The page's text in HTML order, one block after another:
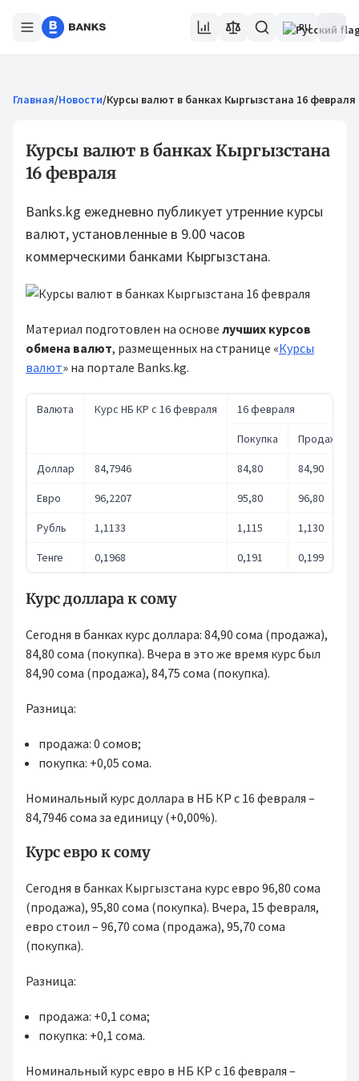
RU
Главная/Новости/Курсы валют в банках Кыргызстана 16 февраля
Курсы валют в банках Кыргызстана
16 февраля
Banks.kg ежедневно публикует утренние курсы
валют, установленные в 9.00 часов
коммерческими банками Кыргызстана.
Материал подготовлен на основе лучших курсов
обмена валют, размещенных на странице «Курсы
валют» на портале Banks.kg.
Валюта Курс НБ КР с 16 февраля 16 февраля
Покупка Продажа
Доллар 84,7946 84,80 84,90
Евро 96,2207 95,80 96,80
Рубль 1,1133 1,115 1,130
Тенге 0,1968 0,191 0,199
Курс доллара к сому
Сегодня в банках курс доллара: 84,90 сома (продажа),
84,80 сома (покупка). Вчера в это же время курс был
84,90 сома (продажа), 84,75 сома (покупка).
Разница:
продажа: 0 сомов;
покупка: +0,05 сома.
Номинальный курс доллара в НБ КР с 16 февраля –
84,7946 сома за единицу (+0,00%).
Курс евро к сому
Сегодня в банках Кыргызстана курс евро 96,80 сома
(продажа), 95,80 сома (покупка). Вчера, 15 февраля,
евро стоил – 96,70 сома (продажа), 95,70 сома
(покупка).
Разница:
продажа: +0,1 сома;
покупка: +0,1 сома.
Номинальный курс евро в НБ КР с 16 февраля –